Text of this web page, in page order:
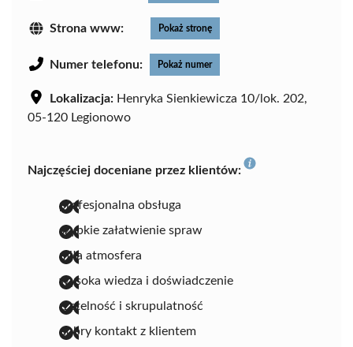
Strona www: Pokaż stronę
Numer telefonu: Pokaż numer
Lokalizacja: Henryka Sienkiewicza 10/lok. 202,
05-120 Legionowo
Najczęściej doceniane przez klientów:
profesjonalna obsługa
szybkie załatwienie spraw
miła atmosfera
wysoka wiedza i doświadczenie
rzetelność i skrupulatność
dobry kontakt z klientem